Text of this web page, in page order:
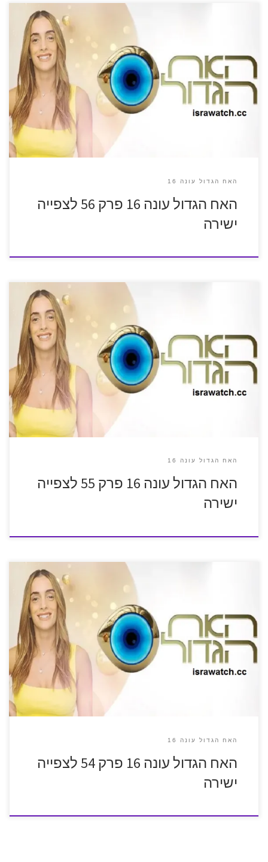
האח הגדול עונה 16
האח הגדול עונה 16 פרק 56 לצפייה
ישירה
האח הגדול עונה 16
האח הגדול עונה 16 פרק 55 לצפייה
ישירה
האח הגדול עונה 16
האח הגדול עונה 16 פרק 54 לצפייה
ישירה